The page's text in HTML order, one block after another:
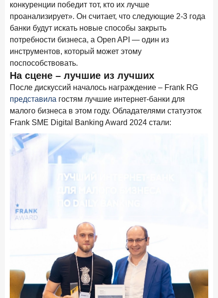
конкуренции победит тот, кто их лучше
проанализирует». Он считает, что следующие 2-3 года
банки будут искать новые способы закрыть
потребности бизнеса, а Open API — один из
инструментов, который может этому
поспособствовать.
На сцене – лучшие из лучших
После дискуссий началось награждение – Frank RG
представила гостям лучшие интернет-банки для
малого бизнеса в этом году. Обладателями статуэток
Frank SME Digital Banking Award 2024 стали: